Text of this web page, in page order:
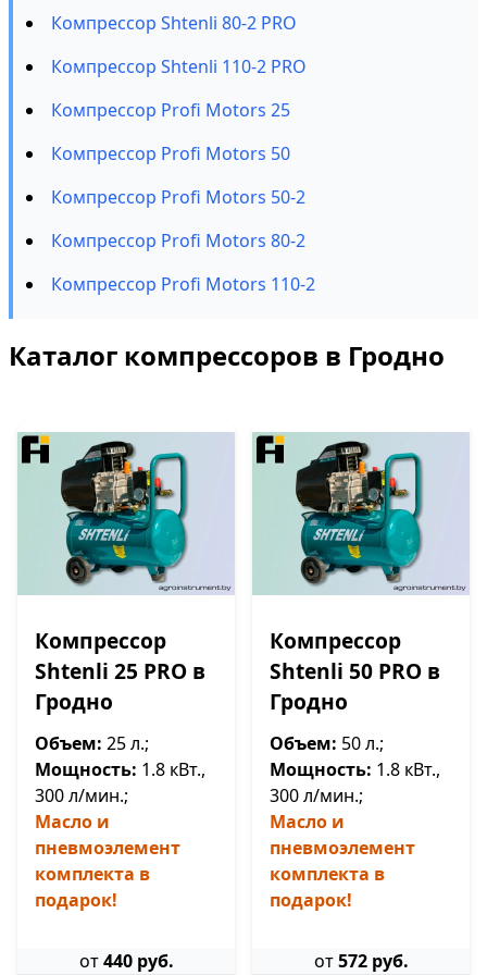
Компрессор Shtenli 80-2 PRO
Компрессор Shtenli 110-2 PRO
Компрессор Profi Motors 25
Компрессор Profi Motors 50
Компрессор Profi Motors 50-2
Компрессор Profi Motors 80-2
Компрессор Profi Motors 110-2
Каталог компрессоров в Гродно
Компрессор
Shtenli 25 PRO в
Гродно
Объем: 25 л.;
Мощность: 1.8 кВт.,
300 л/мин.;
Масло и
пневмоэлемент
комплекта в
подарок!
от440 руб.
Компрессор
Shtenli 50 PRO в
Гродно
Объем: 50 л.;
Мощность: 1.8 кВт.,
300 л/мин.;
Масло и
пневмоэлемент
комплекта в
подарок!
от572 руб.